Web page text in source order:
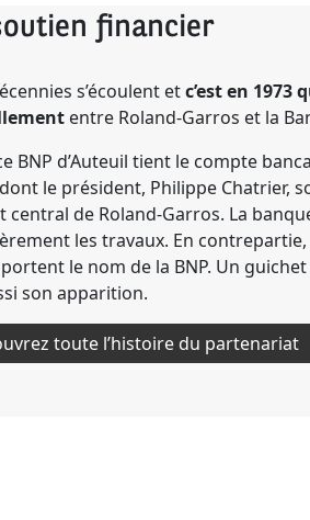
financier
s’écoulent etc’est en 1973
entre Roland-Garros et la
BNP d’Auteuil tient le compte
le président, Philippe Chatrier,
central de Roland-Garros. La
les travaux. En
le nom de la BNP. Un guichet
son apparition.
toute l’histoire du partenariat